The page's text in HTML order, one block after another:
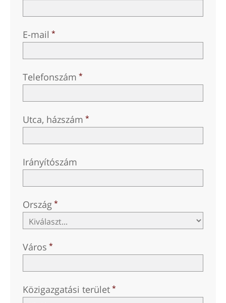
E-mail
Telefonszám
Utca, házszám
Irányítószám
Ország
Város
Közigazgatási terület